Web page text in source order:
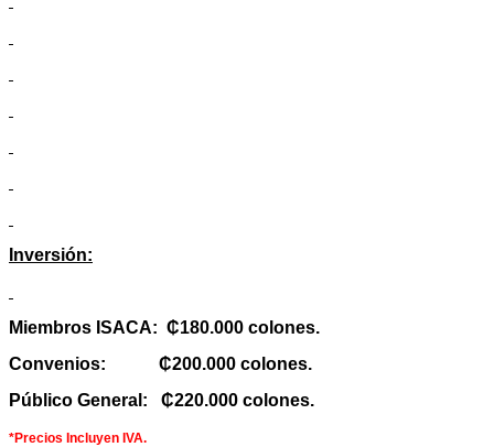
Inversión:
Miembros ISACA: ₵180.000 colones.
Convenios:
₵200.000 colones.
Público General:
₵220.000 colones.
*Precios Incluyen IVA.